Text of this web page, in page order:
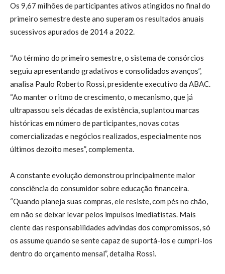
Os 9,67 milhões de participantes ativos atingidos no final do
primeiro semestre deste ano superam os resultados anuais
sucessivos apurados de 2014 a 2022.
“Ao término do primeiro semestre, o sistema de consórcios
seguiu apresentando gradativos e consolidados avanços”,
analisa Paulo Roberto Rossi, presidente executivo da ABAC.
“Ao manter o ritmo de crescimento, o mecanismo, que já
ultrapassou seis décadas de existência, suplantou marcas
históricas em número de participantes, novas cotas
comercializadas e negócios realizados, especialmente nos
últimos dezoito meses”, complementa.
A constante evolução demonstrou principalmente maior
consciência do consumidor sobre educação financeira.
“Quando planeja suas compras, ele resiste, com pés no chão,
em não se deixar levar pelos impulsos imediatistas. Mais
ciente das responsabilidades advindas dos compromissos, só
os assume quando se sente capaz de suportá-los e cumpri-los
dentro do orçamento mensal”, detalha Rossi.